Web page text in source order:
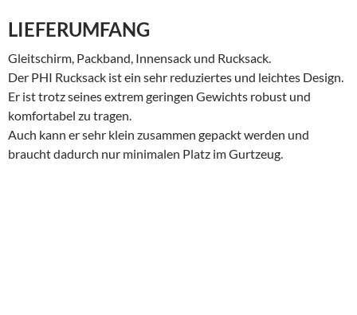
LIEFERUMFANG
Gleitschirm, Packband, Innensack und Rucksack.
Der PHI Rucksack ist ein sehr reduziertes und leichtes Design.
Er ist trotz seines extrem geringen Gewichts robust und
komfortabel zu tragen.
Auch kann er sehr klein zusammen gepackt werden und
braucht dadurch nur minimalen Platz im Gurtzeug.